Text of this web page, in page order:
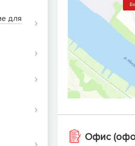
для
Офис